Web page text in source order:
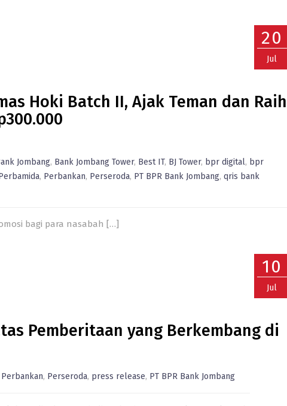
20
Jul
Hoki Batch II, Ajak Teman dan Raih
Jombang, Bank Jombang Tower, Best IT, BJ Tower, bpr digital, bpr
, Perbankan, Perseroda, PT BPR Bank Jombang, qris bank
bagi para nasabah […]
10
Jul
Pemberitaan yang Berkembang di
Perbankan, Perseroda, press release, PT BPR Bank Jombang